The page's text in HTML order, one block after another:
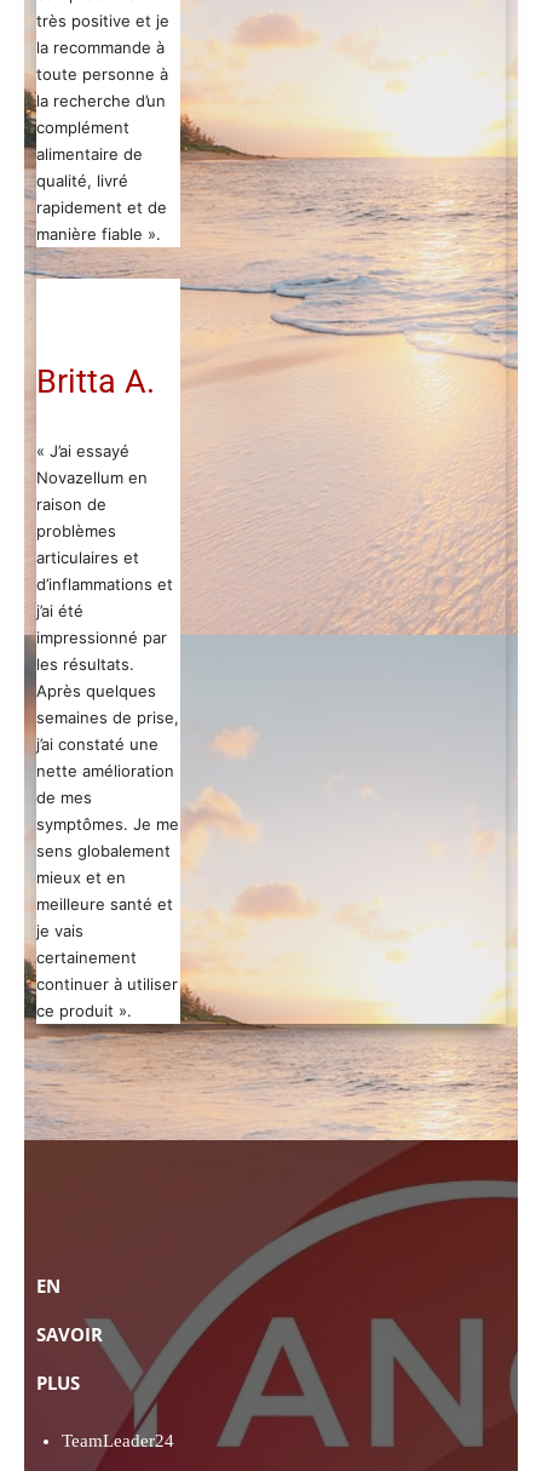
très positive et je
la recommande à
toute personne à
la recherche d’un
complément
alimentaire de
qualité, livré
rapidement et de
manière fiable ».
Britta A.
« J’ai essayé
Novazellum en
raison de
problèmes
articulaires et
d’inflammations et
j’ai été
impressionné par
les résultats.
Après quelques
semaines de prise,
j’ai constaté une
nette amélioration
de mes
symptômes. Je me
sens globalement
mieux et en
meilleure santé et
je vais
certainement
continuer à utiliser
ce produit ».
EN
SAVOIR
PLUS
TeamLeader24